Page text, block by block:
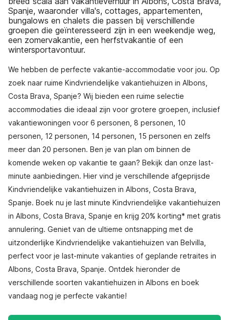
Spanje, waaronder villa's, cottages, appartementen,
bungalows en chalets die passen bij verschillende
groepen die geïnteresseerd zijn in een weekendje weg,
een zomervakantie, een herfstvakantie of een
wintersportavontuur.
We hebben de perfecte vakantie-accommodatie voor jou. Op
zoek naar ruime Kindvriendelijke vakantiehuizen in Albons,
Costa Brava, Spanje? Wij bieden een ruime selectie
accommodaties die ideaal zijn voor grotere groepen, inclusief
vakantiewoningen voor 6 personen, 8 personen, 10
personen, 12 personen, 14 personen, 15 personen en zelfs
meer dan 20 personen. Ben je van plan om binnen de
komende weken op vakantie te gaan? Bekijk dan onze last-
minute aanbiedingen. Hier vind je verschillende afgeprijsde
Kindvriendelijke vakantiehuizen in Albons, Costa Brava,
Spanje. Boek nu je last minute Kindvriendelijke vakantiehuizen
in Albons, Costa Brava, Spanje en krijg 20% korting* met gratis
annulering. Geniet van de ultieme ontsnapping met de
uitzonderlijke Kindvriendelijke vakantiehuizen van Belvilla,
perfect voor je last-minute vakanties of geplande retraites in
Albons, Costa Brava, Spanje. Ontdek hieronder de
verschillende soorten vakantiehuizen in Albons en boek
vandaag nog je perfecte vakantie!